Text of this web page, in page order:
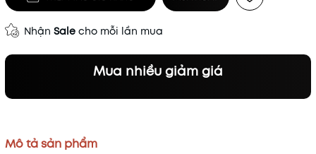
Nhận Sale cho mỗi lần mua
Mua nhiều giảm giá
Mô tả sản phẩm